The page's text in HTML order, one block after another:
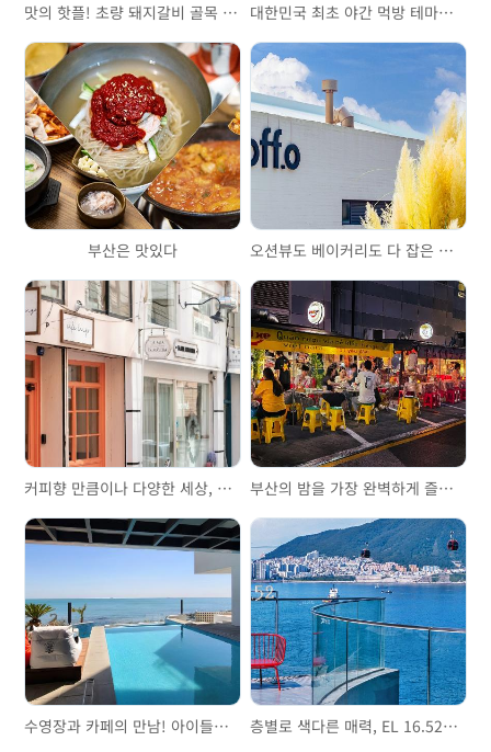
맛의 핫플! 초량 돼지갈비 골목 & 불백 거리 대한민국 최초 야간 먹방 테마파크, 부평깡통야시장
부산은 맛있다 오션뷰도 베이커리도 다 잡은 맛집, 핫한 대형 오션뷰 카페 기장 ‘오프오’
커피향 만큼이나 다양한 세상, 전포카페거리와 전포공구길 부산의 밤을 가장 완벽하게 즐기는 법! 범일동 포차거리 맛집 투어
수영장과 카페의 만남! 아이들과 함께 가기 좋은 오션뷰 이색 카페 씨앤트리 층별로 색다른 매력, EL 16.52에서 송도 오션뷰를 가장 특별하게 즐겨봐!